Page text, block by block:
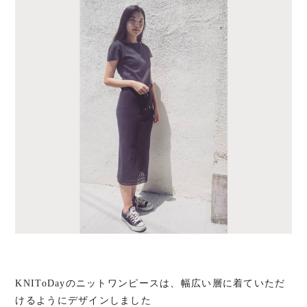
KNIToDayのニットワンピースは、幅広い層に着ていただ
けるようにデザインしました